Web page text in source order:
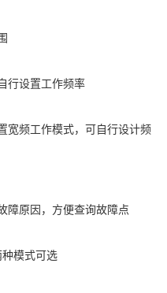
行设置工作频率
宽频工作模式，可自行设计频
障原因，方便查询故障点
种模式可选